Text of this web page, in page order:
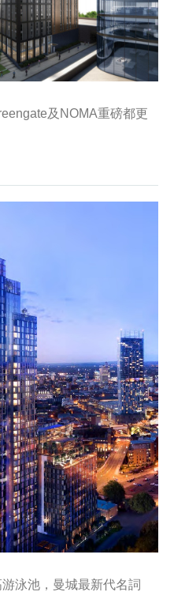
及NOMA重磅都更
泳池，曼城最新代名詞